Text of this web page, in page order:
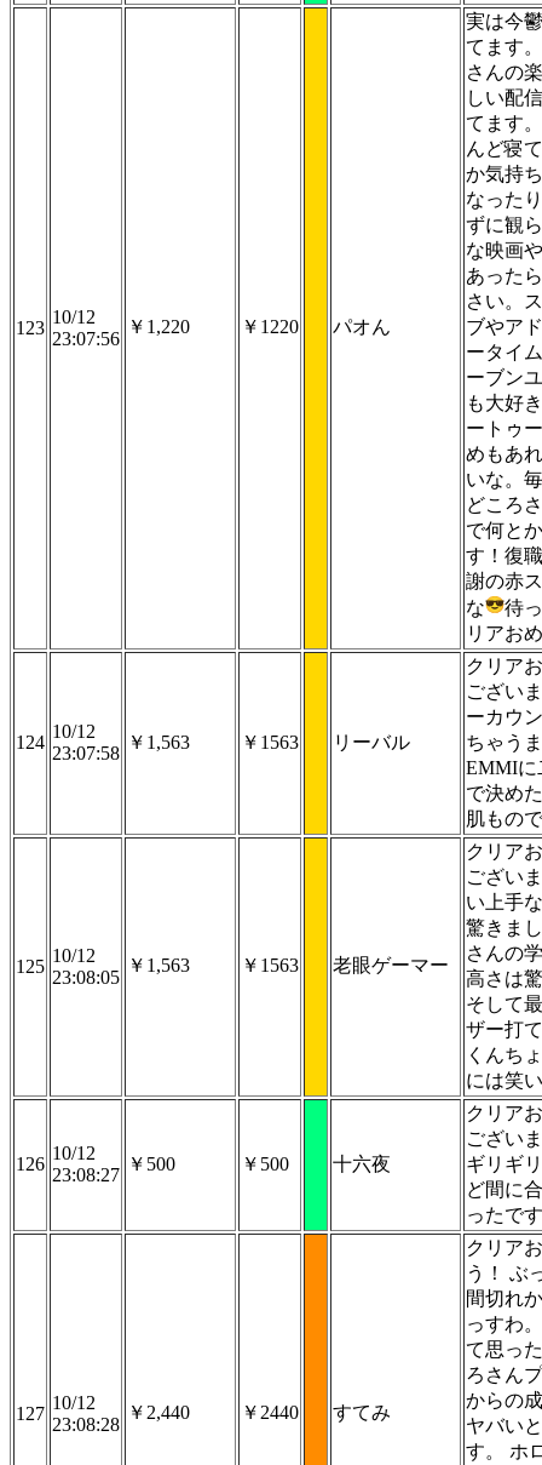
123
10/12
23:07:56
￥1,220 ￥1220 パオん
実は今
てます
さんの
しい配
てます
んど寝
か気持
なった
ずに観
な映画
あった
さい。
ブやア
ータイ
ーブン
も大好
ートゥ
めもあ
いな。
どころ
で何と
す！復
謝の赤
な
待
リアお
124
10/12
23:07:58
￥1,563 ￥1563 リーバル
クリア
ござい
ーカウ
ちゃう
EMMIに
で決め
肌もの
125
10/12
23:08:05
￥1,563 ￥1563 老眼ゲーマー
クリア
ござい
い上手
驚きま
さんの
高さは
そして
ザー打
くんち
には笑
126
10/12
23:08:27
￥500 ￥500 十六夜
クリア
ござい
ギリギ
ど間に
ったです
127
10/12
23:08:28
￥2,440 ￥2440 すてみ
クリア
う！ ぶ
間切れ
っすわ
て思っ
ろさん
からの
ヤバい
す。 ホ